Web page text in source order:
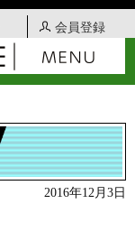
会員登録
2016年12月3日